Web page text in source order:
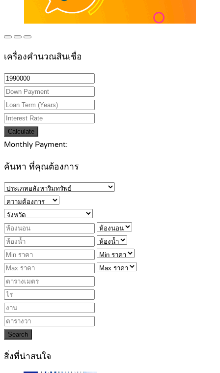
เครื่องคำนวณสินเชื่อ
Calculate
Monthly Payment:
ค้นหา ที่คุณต้องการ
Search
สิ่งที่น่าสนใจ